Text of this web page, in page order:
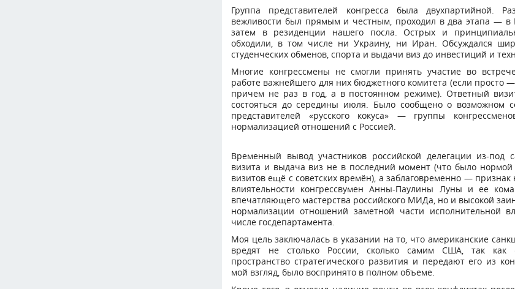
Группа представителей конгресса была двухпартийной.
вежливости был прямым и честным, проходил в два этапа — в
затем в резиденции нашего посла. Острых и
обходили, в том числе ни Украину, ни Иран. Обсуждался
студенческих обменов, спорта и выдачи виз до инвестиций и
Многие конгрессмены не смогли принять участие во
работе важнейшего для них бюджетного комитета (если просто
причем не раз в год, а в постоянном режиме). Ответный
состояться до середины июля. Было сообщено о возможном
представителей «русского кокуса» — группы
нормализацией отношений с Россией.
Временный вывод участников российской делегации из-под
визита и выдача виз не в последний момент (что было
визитов ещё с советских времён), а заблаговременно — признак
влиятельности конгрессвумен Анны-Паулины Луны и ее
впечатляющего мастерства российского МИДа, но и высокой
нормализации отношений заметной части исполнительной
числе госдепартамента.
Моя цель заключалась в указании на то, что американские
вредят не столько России, сколько самим США, так
пространство стратегического развития и передают его из
мой взгляд, было воспринято в полном объеме.